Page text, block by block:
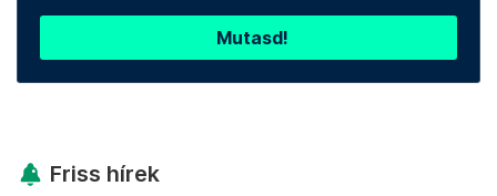
Mutasd!
Friss hírek